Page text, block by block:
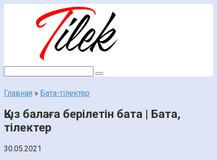
Главная » Бата-тілектер
Қыз балаға берілетін бата | Бата,
тілектер
30.05.2021